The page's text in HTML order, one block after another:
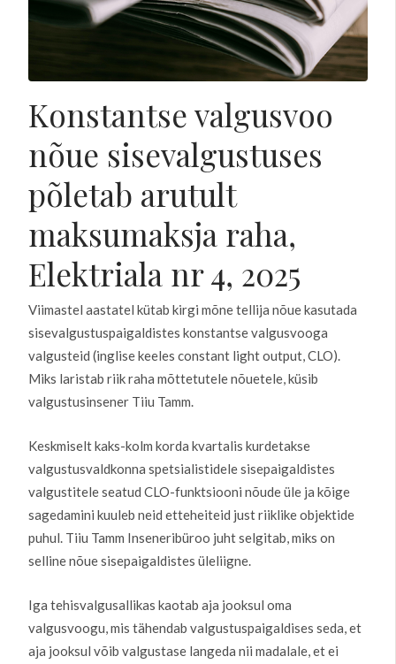
Konstantse valgusvoo
nõue sisevalgustuses
põletab arutult
maksumaksja raha,
Elektriala nr 4, 2025
Viimastel aastatel kütab kirgi mõne tellija nõue kasutada
sisevalgustuspaigaldistes konstantse valgusvooga
valgusteid (inglise keeles constant light output, CLO).
Miks laristab riik raha mõttetutele nõuetele, küsib
valgustusinsener Tiiu Tamm.
Keskmiselt kaks-kolm korda kvartalis kurdetakse
valgustusvaldkonna spetsialistidele sisepaigaldistes
valgustitele seatud CLO-funktsiooni nõude üle ja kõige
sagedamini kuuleb neid etteheiteid just riiklike objektide
puhul. Tiiu Tamm Inseneribüroo juht selgitab, miks on
selline nõue sisepaigaldistes üleliigne.
Iga tehisvalgusallikas kaotab aja jooksul oma
valgusvoogu, mis tähendab valgustuspaigaldises seda, et
aja jooksul võib valgustase langeda nii madalale, et ei